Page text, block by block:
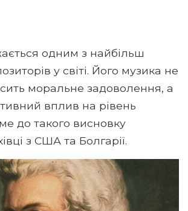
одним з найбільш
у світі. Його музика не
моральне задоволення, а
вплив на рівень
до такого висновку
з США та Болгарії.